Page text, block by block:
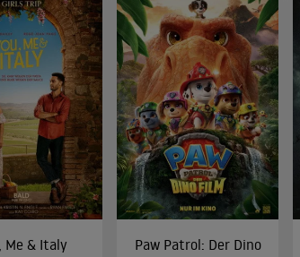
Me & Italy
Paw Patrol: Der Dino